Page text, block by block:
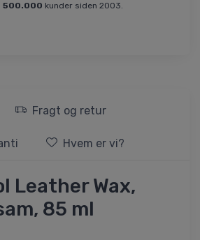
500.000 kunder siden 2003.
Fragt og retur
Hvem er vi?
Leather Wax,
85 ml